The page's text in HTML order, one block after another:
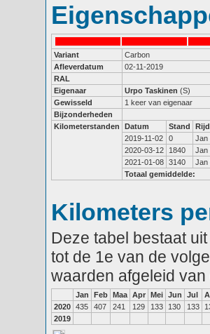
Variant
Carbon
Afleverdatum
02-11-2019
RAL
Eigenaar
Urpo Taskinen (S)
Gewisseld
1 keer van eigenaar
Bijzonderheden
Kilometerstanden
Datum Stand
2019-11-02
0 Jan
2020-03-12
1840 Jan
2021-01-08 3140 Jan
Totaal gemiddelde:
Kilometers
Deze tabel bestaat
tot de 1e van de
waarden afgeleid
Jan Feb Maa Apr Mei Jun Jul
2020 435 407 241 129 133 130 133
2019